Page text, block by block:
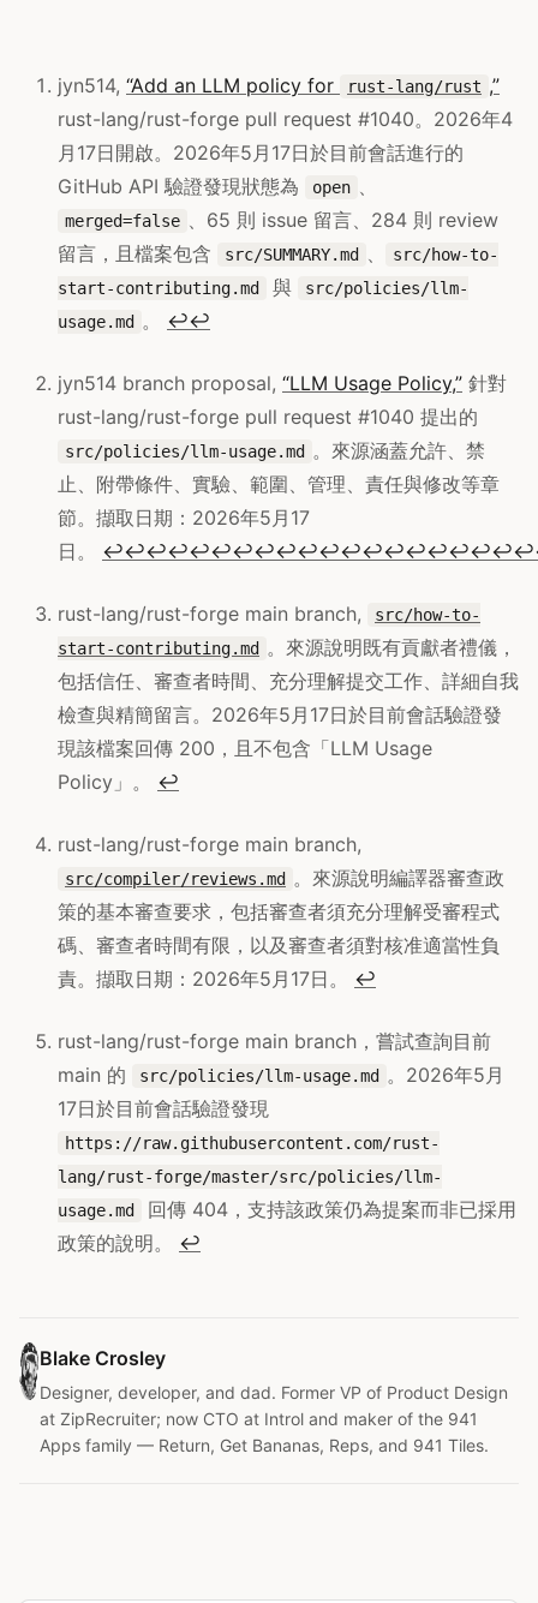
jyn514, “Add an LLM policy for rust-lang/rust ,”
rust-lang/rust-forge pull request #1040。2026年4
月17日開啟。2026年5月17日於目前會話進行的
GitHub API 驗證發現狀態為
open
merged=false
、65 則 issue 留言、284 則 review
留言，且檔案包含
src/SUMMARY.md
src/how-to-
start-contributing.md
與
src/policies/llm-
usage.md 。 ↩↩
jyn514 branch proposal, “LLM Usage Policy,” 針對
rust-lang/rust-forge pull request #1040 提出的
src/policies/llm-usage.md 。來源涵蓋允許、禁
止、附帶條件、實驗、範圍、管理、責任與修改等章
節。擷取日期：2026年5月17
日。 ↩↩↩↩↩↩↩↩↩↩↩↩↩↩↩↩↩↩↩↩
rust-lang/rust-forge main branch,
src/how-to-
start-contributing.md 。來源說明既有貢獻者禮儀，
包括信任、審查者時間、充分理解提交工作、詳細自我
檢查與精簡留言。2026年5月17日於目前會話驗證發
現該檔案回傳 200，且不包含「LLM Usage
Policy」。 ↩
rust-lang/rust-forge main branch,
src/compiler/reviews.md 。來源說明編譯器審查政
策的基本審查要求，包括審查者須充分理解受審程式
碼、審查者時間有限，以及審查者須對核准適當性負
責。擷取日期：2026年5月17日。 ↩
rust-lang/rust-forge main branch，嘗試查詢目前
main 的
src/policies/llm-usage.md 。2026年5月
17日於目前會話驗證發現
https://raw.githubusercontent.com/rust-
lang/rust-forge/master/src/policies/llm-
usage.md
回傳 404，支持該政策仍為提案而非已採用
政策的說明。 ↩
Blake Crosley
Designer, developer, and dad. Former VP of Product Design
at ZipRecruiter; now CTO at Introl and maker of the 941
Apps family — Return, Get Bananas, Reps, and 941 Tiles.